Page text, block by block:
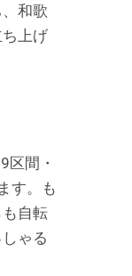
和歌
上げ
区間・
す。も
自転
ゃる